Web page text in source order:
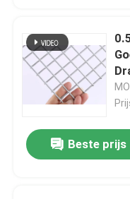
Beste prijs